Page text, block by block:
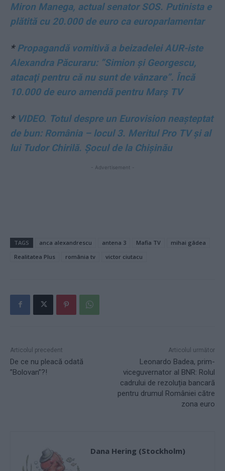
Miron Manega, actual senator SOS. Putinista e
plătită cu 20.000 de euro ca europarlamentar
*Propagandă vomitivă a beizadelei AUR-iste
Alexandra Păcuraru: ”Simion şi Georgescu,
atacaţi pentru că nu sunt de vânzare”. Încă
10.000 de euro amendă pentru Marș TV
* VIDEO. Totul despre un Eurovision neașteptat
de bun: România – locul 3. Meritul Pro TV și al
lui Tudor Chirilă. Șocul de la Chișinău
- Advertisement -
TAGS anca alexandrescu antena 3 Mafia TV
mihai gâdea
Realitatea Plus
românia tv victor ciutacu
Articolul precedent
De ce nu pleacă odată
”Bolovan”?!
Articolul următor
Leonardo Badea, prim-
viceguvernator al BNR: Rolul
cadrului de rezoluția bancară
pentru drumul României către
zona euro
Dana Hering (Stockholm)